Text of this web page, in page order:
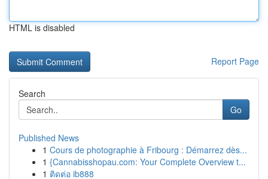
HTML is disabled
Report Page
Search
Go
Published News
1 Cours de photographie à Fribourg : Démarrez dès...
1 {Cannabisshopau.com: Your Complete Overview t...
1 ติดต่อ ib888